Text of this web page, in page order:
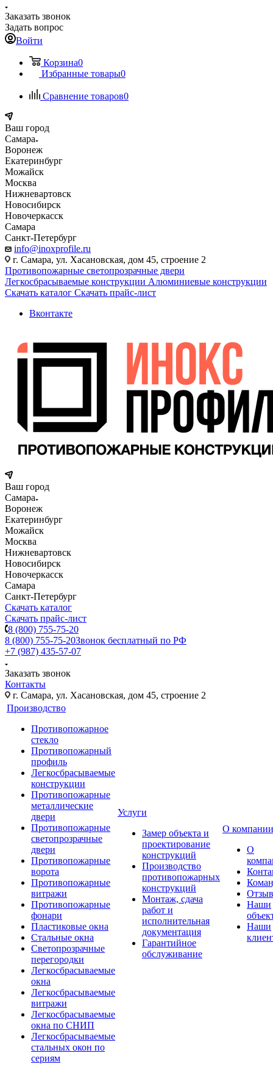
Заказать звонок
Задать вопрос
Войти
Корзина0
Избранные товары0
Сравнение товаров0
Ваш город
Самара
Воронеж
Екатеринбург
Можайск
Москва
Нижневартовск
Новосибирск
Новочеркасск
Самара
Санкт-Петербург
info@inoxprofile.ru
г. Самара, ул. Хасановская, дом 45, строение 2
Противопожарные светопрозрачные двери
Легкосбрасываемые конструкции Алюминиевые конструкции
Скачать каталог Скачать прайс-лист
Вконтакте
Ваш город
Самара
Воронеж
Екатеринбург
Можайск
Москва
Нижневартовск
Новосибирск
Новочеркасск
Самара
Санкт-Петербург
Скачать каталог
Скачать прайс-лист
8 (800) 755-75-20
8 (800) 755-75-20Звонок бесплатный по РФ
+7 (987) 435-57-07
Заказать звонок
Контакты
г. Самара, ул. Хасановская, дом 45, строение 2
Производство
Противопожарное
стекло
Противопожарный
профиль
Легкосбрасываемые
конструкции
Противопожарные
металлические
двери
Противопожарные
светопрозрачные
двери
Противопожарные
ворота
Противопожарные
витражи
Противопожарные
фонари
Пластиковые окна
Стальные окна
Светопрозрачные
перегородки
Легкосбрасываемые
окна
Легкосбрасываемые
витражи
Легкосбрасываемые
окна по СНИП
Легкосбрасываемые
стальных окон по
сериям
Услуги
Замер объекта и
проектирование
конструкций
Производство
противопожарных
конструкций
Монтаж, сдача
работ и
исполнительная
документация
Гарантийное
обслуживание
О компании
О
Наши
Наши